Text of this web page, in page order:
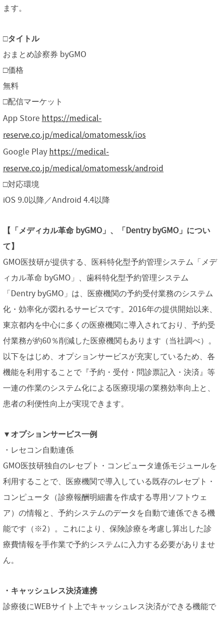
ます。
□タイトル
おまとめ診察券 byGMO
□価格
無料
□配信マーケット
App Store https://medical-
reserve.co.jp/medical/omatomessk/ios
Google Play https://medical-
reserve.co.jp/medical/omatomessk/android
□対応環境
iOS 9.0以降／Android 4.4以降
【「メディカル革命 byGMO」、「Dentry byGMO」につい
て】
GMO医技研が提供する、医科特化型予約管理システム「メデ
ィカル革命 byGMO」、歯科特化型予約管理システム
「Dentry byGMO」は、医療機関の予約受付業務のシステム
化・効率化が図れるサービスです。2016年の提供開始以来、
東京都内を中心に多くの医療機関に導入されており、予約受
付業務が約60％削減した医療機関もあります（当社調べ）。
以下をはじめ、オプションサービスが充実しているため、各
機能を利用することで『予約・受付・問診票記入・決済』等
一連の作業のシステム化による医療現場の業務効率向上と、
患者の利便性向上が実現できます。
▼オプションサービス一例
・レセコン自動連係
GMO医技研独自のレセプト・コンピュータ連係モジュールを
利用することで、医療機関で導入している既存のレセプト・
コンピュータ（診療報酬明細書を作成する専用ソフトウェ
ア）の情報と、予約システムのデータを自動で連係できる機
能です（※2）。これにより、保険診療を考慮し算出した診
療費情報を手作業で予約システムに入力する必要がありませ
ん。
・キャッシュレス決済連携
診療後にWEBサイト上でキャッシュレス決済ができる機能で